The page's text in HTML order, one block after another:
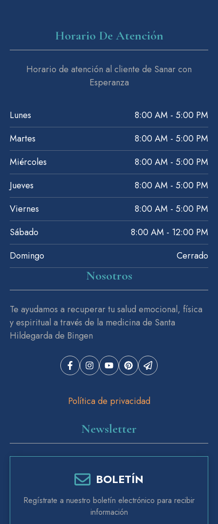
Nosotros
Te ayudamos a recuperar tu salud emocional, física
y espiritual a través de la medicina de Santa
Hildegarda de Bingen
Política de privacidad
Horario De Atención
Horario de atención al cliente de Sanar con
Esperanza
Lunes
8:00 AM - 5:00 PM
Martes
8:00 AM - 5:00 PM
Miércoles
8:00 AM - 5:00 PM
Jueves
8:00 AM - 5:00 PM
Viernes
8:00 AM - 5:00 PM
Sábado
8:00 AM - 12:00 PM
Domingo
Cerrado
Newsletter
BOLETÍN
Regístrate a nuestro boletín electrónico para recibir
información